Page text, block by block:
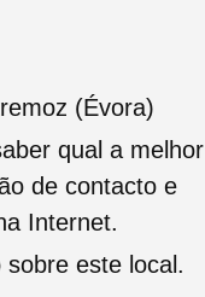
(Évora)
qual a melhor
de contacto e
Internet.
este local.